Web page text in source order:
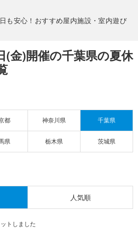
も安心！おすすめ屋内施設・室内遊び
(金)開催の千葉県の夏休
都 神奈川県 千葉県
県 栃木県 茨城県
人気順
トしました